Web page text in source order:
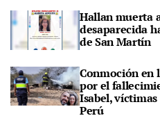
Hallan muerta
desaparecida
de San Martín
Conmoción en
por el
Isabel,
Perú